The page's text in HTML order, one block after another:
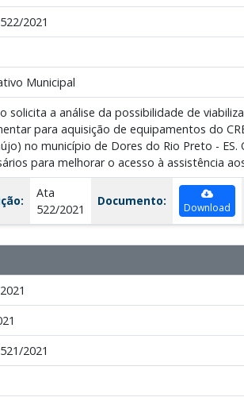
2021
Municipal
solicita a análise da possibilidade de
para aquisição de equipamentos do
no município de Dores do Rio Preto -
para melhorar o acesso à assistência
Ata
522/2021
Documento: Download
2021